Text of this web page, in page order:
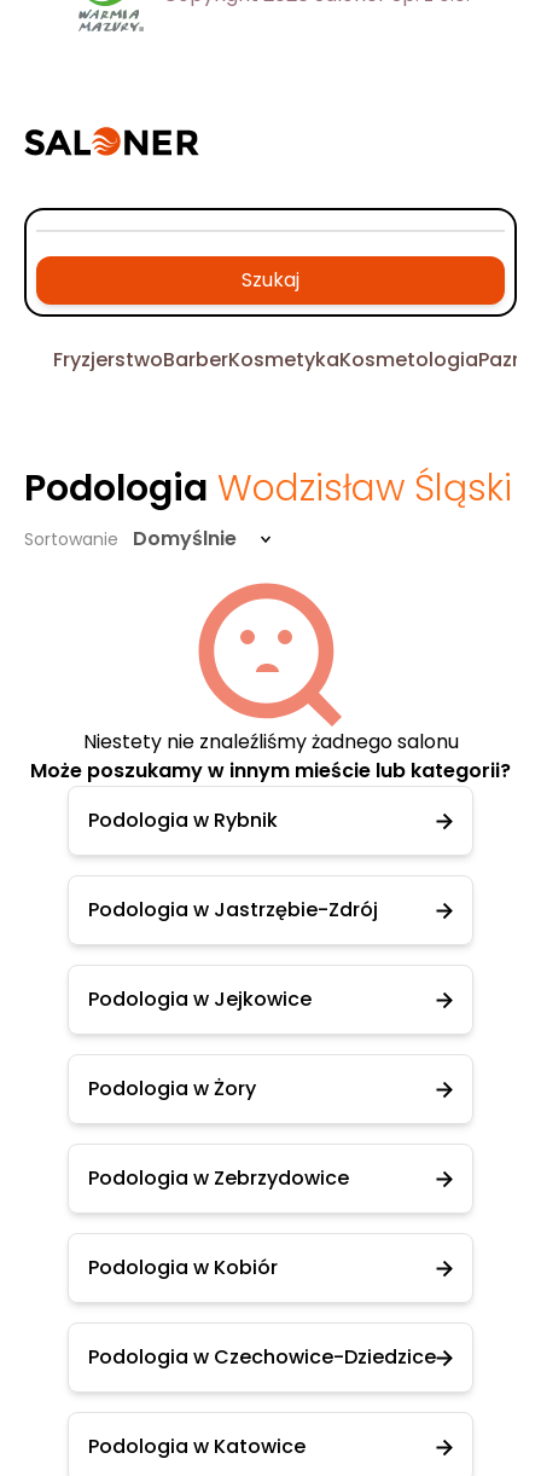
Szukaj
FryzjerstwoBarberKosmetykaKosmetologia
Podologia Wodzisław Śląski
Sortowanie Domyślnie
Niestety nie znaleźliśmy żadnego salonu
Może poszukamy w innym mieście lub kategorii?
Podologia w Rybnik
Podologia w Jastrzębie-Zdrój
Podologia w Jejkowice
Podologia w Żory
Podologia w Zebrzydowice
Podologia w Kobiór
Podologia w Czechowice-Dziedzice
Podologia w Katowice